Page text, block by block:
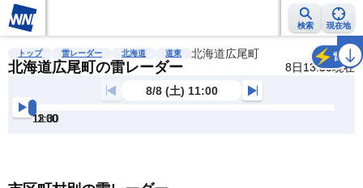
検索 現在地
雨雲レーダー 台風情報 地震情報 警報・注意報 2週間天気 ラ
トップ 雷レーダー 北海道 道東 北海道広尾町
北海道広尾町の雷レーダー 8日13:50現在
雷
8/8 (土) 11:00
11:00
11:30
12:00
12:30
13:00
13:30